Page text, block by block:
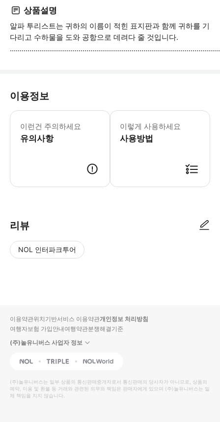
상품설명
알파 투리스트는 귀하의 이름이 적힌 표지판과 함께 귀하를 기
다리고 수하물을 도와 공항으로 데려다 줄 것입니다.
이용정보
이런건 주의하세요
유의사항
* 소요시간 : 60분 (옵션에 따라 소요
이렇게 사용하세요
사용방법
리뷰
NOL 인터파크투어
입니
다.
높
은
순
동
영
상
순
상
이용약관위치기반서비스 이용약관개인정보 처리방침
여행자보험 가입안내여행약관분쟁해결기준
(주)놀유니버스 사업자 정보
NOL Triple Interpark Global
(주)놀유니버스는 일부 상품의 통신판매중개자로서 통신판매의 당사자가 아니므로, 상품의
예약, 이용 및 환불 등 거래와 관련된 의무와 책임은 판매자에게 있으며 (주)놀유니버스는 일
체 책임을 지지 않습니다.